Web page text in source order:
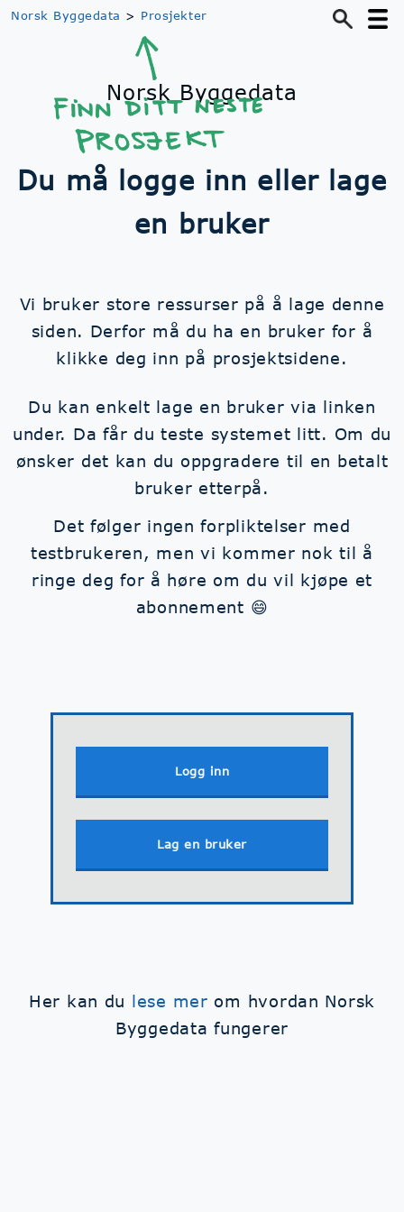
Norsk Byggedata > Prosjekter
Norsk Byggedata
Du må logge inn eller lage
en bruker
Vi bruker store ressurser på å lage denne
siden. Derfor må du ha en bruker for å
klikke deg inn på prosjektsidene.
Du kan enkelt lage en bruker via linken
under. Da får du teste systemet litt. Om du
ønsker det kan du oppgradere til en betalt
bruker etterpå.
Det følger ingen forpliktelser med
testbrukeren, men vi kommer nok til å
ringe deg for å høre om du vil kjøpe et
abonnement 😄
Logg inn
Lag en bruker
Her kan du lese mer om hvordan Norsk
Byggedata fungerer